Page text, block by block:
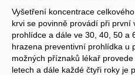
Vyšetření koncentrace
krvi se povinně provádí při první
prohlídce a dále ve 30, 40, 50 a
hrazena preventivní prohlídka u
možných příznaků lékař
letech a dále každé čtyři roky je